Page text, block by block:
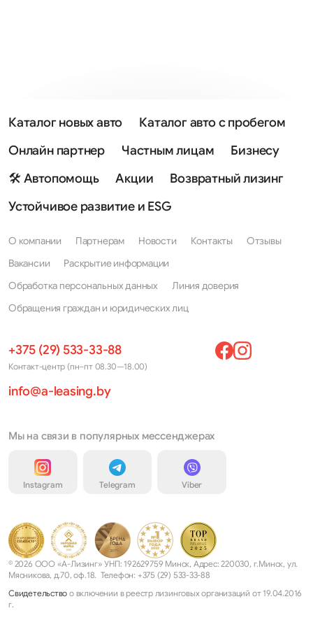
Каталог новых авто
Каталог авто с пробегом
Онлайн партнер
Частным лицам
Бизнесу
🛠 Автопомощь
Акции
Возвратный лизинг
Устойчивое развитие и ESG
О компании Партнерам Новости Контакты
Отзывы
Вакансии
Раскрытие информации
Обработка персональных данных
Линия доверия
Обращения граждан и юридических лиц
+375 (29) 533-33-88
Контакт-центр (пн–пт 08.30—18.00)
info@a-leasing.by
Мы на связи в популярных мессенджерах
Instagram Telegram Viber
© 2026 ООО «А-Лизинг» УНП: 192629759 Минск, Адрес: 220030, г.Минск, ул.
Мясникова, д.70, оф.18. Телефон: +375 (29) 533-33-88
Свидетельство о включении в реестр лизинговых организаций от 19.04.2016
г.